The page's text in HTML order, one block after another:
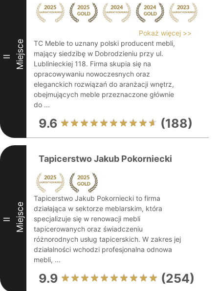
II Miejsce
Pokaż więcej >>
TC Meble to uznany polski producent mebli,
mający siedzibę w Dobrodzieniu przy ul.
Lublinieckiej 118. Firma skupia się na
opracowywaniu nowoczesnych oraz
eleganckich rozwiązań do aranżacji wnętrz,
obejmujących meble przeznaczone głównie
do ...
9.6 (188)
II Miejsce
Tapicerstwo Jakub Pokorniecki
Tapicerstwo Jakub Pokorniecki to firma
działająca w sektorze meblarskim, która
specjalizuje się w renowacji mebli
tapicerowanych oraz świadczeniu
różnorodnych usług tapicerskich. W zakres jej
działalności wchodzi profesjonalna odnowa
mebli, ...
9.9 (254)